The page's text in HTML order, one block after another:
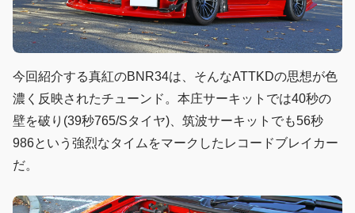
今回紹介する真紅のBNR34は、そんなATTKDの思想が色
濃く反映されたチューンド。本庄サーキットでは40秒の
壁を破り(39秒765/Sタイヤ)、筑波サーキットでも56秒
986という強烈なタイムをマークしたレコードブレイカー
だ。